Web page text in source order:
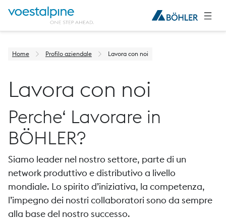
Home Profilo aziendale Lavora con noi
Lavora con noi
Perche‘ Lavorare in
BÖHLER?
Siamo leader nel nostro settore, parte di un
network produttivo e distributivo a livello
mondiale. Lo spirito d’iniziativa, la competenza,
l’impegno dei nostri collaboratori sono da sempre
alla base del nostro successo.